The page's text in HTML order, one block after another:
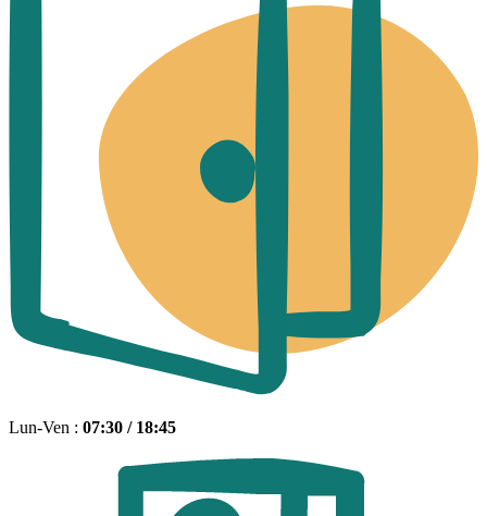
Lun-Ven : 07:30 / 18:45